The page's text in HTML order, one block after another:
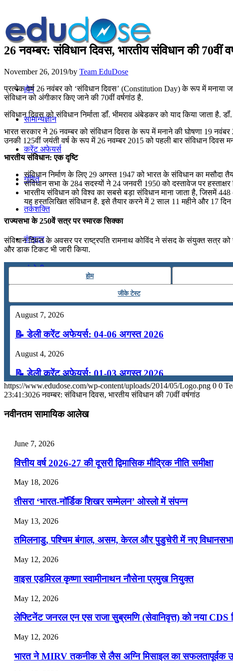
होम
सामान्यज्ञान
करेंट अफेयर्स
गणित
तर्कशक्ति
कंप्यूटर
अंग्रेजी
टुडेज जीके
Menu Menu
26 नवम्बर: संविधान दिवस, भारतीय संविधान की 70वीं
November 26, 2019/by Team EduDose
प्रत्येक वर्ष 26 नवंबर को ‘संविधान दिवस’ (Constitution Day) के रूप में मनाया
संविधान को अंगीकार किए जाने की 70वीं वर्षगांठ है.
संविधान दिवस को संविधान निर्माता डॉं. भीमराव अंबेडकर को याद किया जाता
भारत सरकार ने 26 नवम्बर को संविधान दिवस के रूप में मनाने की घोषणा 19
उनकी 125वीं जयंती वर्ष के रूप में 26 नवम्बर 2015 को पहली बार संविधान दिवस
भारतीय संविधान: एक दृष्टि
संविधान निर्माण के लिए 29 अगस्त 1947 को भारत के संविधान का मसौदा
संविधान सभा के 284 सदस्यों ने 24 जनवरी 1950 को दस्तावेज पर हस्ताक्षर
भारतीय संविधान को विश्व का सबसे बड़ा संविधान माना जाता है, जिसमें
यह हस्तलिखित संविधान है. इसे तैयार करने में 2 साल 11 महीने और 17 दिन
राज्यसभा के 250वें सत्र पर स्मारक सिक्का
संविधान दिवस के अवसर पर राष्ट्रपति रामनाथ कोविंद ने संसद के संयुक्‍त सत्र को
और डाक टिकट भी जारी किया.
होम
जीके टेस्ट
August 7, 2026
📝 डेली करेंट अफेयर्स: 04-06 अगस्त 2026
August 4, 2026
📝 डेली करेंट अफेयर्स: 01-03 अगस्त 2026
July 31, 2026
📝 डेली करेंट अफेयर्स: 28-31 जुलाई 2026
📝 डेली करेंट अफेयर्स: 25-27 जुलाई 2026
July 25, 2026
📝 डेली करेंट अफेयर्स: 22-24 जुलाई 2026
July 22, 2026
📝 डेली करेंट अफेयर्स: 19-21 जुलाई 2026
July 19, 2026
📝 डेली करेंट अफेयर्स: 16-18 जुलाई 2026
https://www.edudose.com/wp-content/uploads/2014/05/Logo.png 0 0
23:41:3026 नवम्बर: संविधान दिवस, भारतीय संविधान की 70वीं वर्षगांठ
नवीनतम सामायिक आलेख
June 7, 2026
वित्तीय वर्ष 2026-27 की दूसरी द्विमासिक मौद्रिक नीति समीक्षा
May 18, 2026
तीसरा ‘भारत-नॉर्डिक शिखर सम्मेलन’ ओस्लो में संपन्न
May 13, 2026
तमिलनाडु, पश्चिम बंगाल, असम, केरल और पुडुचेरी में नए
May 12, 2026
वाइस एडमिरल कृष्णा स्वामीनाथन नौसेना प्रमुख नियुक्त
May 12, 2026
लेफ्टिनेंट जनरल एन एस राजा सुब्रमणि (सेवानिवृत्त) को नया CDS
May 12, 2026
भारत ने MIRV तकनीक से लैस अग्नि मिसाइल का सफलतापूर्वक